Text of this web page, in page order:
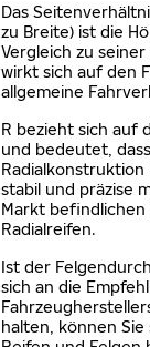
Das
zu Breite) ist die
Vergleich zu
wirkt sich auf den
allgemeine
R bezieht sich auf
und bedeutet,
stabil und präzise
Markt befindlichen
Radialreifen.
Ist der
sich an die
halten, können Sie